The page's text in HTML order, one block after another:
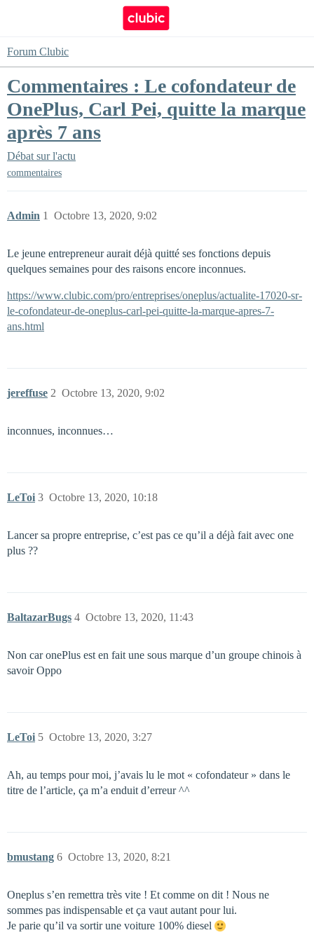
Forum Clubic
Commentaires : Le cofondateur de
OnePlus, Carl Pei, quitte la marque
après 7 ans
Débat sur l'actu
commentaires
Admin Octobre 13, 2020, 9:02
1
Le jeune entrepreneur aurait déjà quitté ses fonctions depuis
quelques semaines pour des raisons encore inconnues.
https://www.clubic.com/pro/entreprises/oneplus/actualite-17020-sr-
le-cofondateur-de-oneplus-carl-pei-quitte-la-marque-apres-7-
ans.html
jereffuse Octobre 13, 2020, 9:02
2
inconnues, inconnues…
LeToi Octobre 13, 2020, 10:18
3
Lancer sa propre entreprise, c’est pas ce qu’il a déjà fait avec one
plus ??
BaltazarBugs Octobre 13, 2020, 11:43
4
Non car onePlus est en fait une sous marque d’un groupe chinois à
savoir Oppo
LeToi Octobre 13, 2020, 3:27
5
Ah, au temps pour moi, j’avais lu le mot « cofondateur » dans le
titre de l’article, ça m’a enduit d’erreur ^^
bmustang Octobre 13, 2020, 8:21
6
Oneplus s’en remettra très vite ! Et comme on dit ! Nous ne
sommes pas indispensable et ça vaut autant pour lui.
Je parie qu’il va sortir une voiture 100% diesel